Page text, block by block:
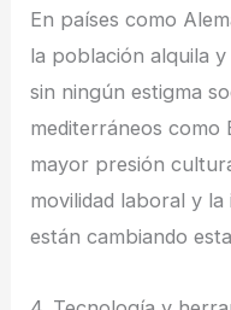
En países como
la población alquila
sin ningún estigma
mediterráneos como
mayor presión
movilidad laboral y
están cambiando